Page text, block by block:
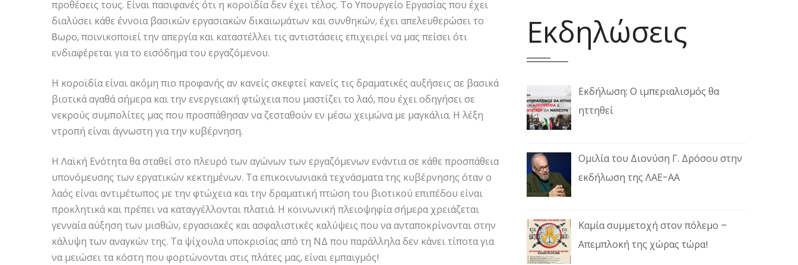
προθέσεις τους. Είναι πασιφανές ότι η κοροϊδία δεν έχει τέλος. Το Υπουργείο Εργασίας που έχει
διαλύσει κάθε έννοια βασικών εργασιακών δικαιωμάτων και συνθηκών, έχει απελευθερώσει το
8ωρο, ποινικοποιεί την απεργία και καταστέλλει τις αντιστάσεις επιχειρεί να μας πείσει ότι
ενδιαφέρεται για το εισόδημα του εργαζόμενου.
Η κοροϊδία είναι ακόμη πιο προφανής αν κανείς σκεφτεί κανείς τις δραματικές αυξήσεις σε βασικά
βιοτικά αγαθά σήμερα και την ενεργειακή φτώχεια που μαστίζει το λαό, που έχει οδηγήσει σε
νεκρούς συμπολίτες μας που προσπάθησαν να ζεσταθούν εν μέσω χειμώνα με μαγκάλια. Η λέξη
ντροπή είναι άγνωστη για την κυβέρνηση.
Η Λαϊκή Ενότητα θα σταθεί στο πλευρό των αγώνων των εργαζόμενων ενάντια σε κάθε προσπάθεια
υπονόμευσης των εργατικών κεκτημένων. Τα επικοινωνιακά τεχνάσματα της κυβέρνησης όταν ο
λαός είναι αντιμέτωπος με την φτώχεια και την δραματική πτώση του βιοτικού επιπέδου είναι
προκλητικά και πρέπει να καταγγέλλονται πλατιά. Η κοινωνική πλειοψηφία σήμερα χρειάζεται
γενναία αύξηση των μισθών, εργασιακές και ασφαλιστικές καλύψεις που να ανταποκρίνονται στην
κάλυψη των αναγκών της. Τα ψίχουλα υποκρισίας από τη ΝΔ που παράλληλα δεν κάνει τίποτα για
να μειώσει τα κόστη που φορτώνονται στις πλάτες μας, είναι εμπαιγμός!
Εκδηλώσεις
Εκδήλωση: Ο ιμπεριαλισμός θα
ηττηθεί
Ομιλία του Διονύση Γ. Δρόσου στην
εκδήλωση της ΛΑΕ-ΑΑ
Καμία συμμετοχή στον πόλεμο –
Απεμπλοκή της χώρας τώρα!